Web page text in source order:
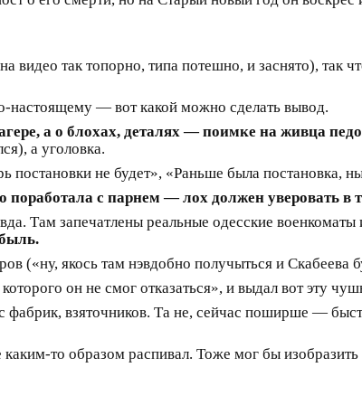
так топорно, типа потешно, и заснято), так
настоящему — вот какой можно сделать вывод.
а о блохах, деталях — поимке на живца
а уголовка.
постановки не будет», «Раньше была
поработала с парнем — лох должен уверовать в
Там запечатлены реальные одесские
(«ну, якось там нэвдобно получыться и Скабеева
он не смог отказаться», и выдал вот эту
взяточников. Та не, сейчас поширше —
то образом распивал. Тоже мог бы